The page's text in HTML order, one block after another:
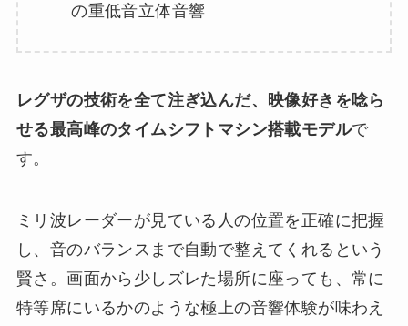
の重低音立体音響
レグザの技術を全て注ぎ込んだ、映像好きを唸ら
せる最高峰のタイムシフトマシン搭載モデルで
す。
ミリ波レーダーが見ている人の位置を正確に把握
し、音のバランスまで自動で整えてくれるという
賢さ。画面から少しズレた場所に座っても、常に
特等席にいるかのような極上の音響体験が味わえ